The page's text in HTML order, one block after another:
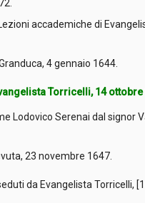
accademiche di
4 gennaio 1644.
Torricelli, 14 ottobre
Lodovico Serenai dal signor
23 novembre 1647.
da Evangelista Torricelli,